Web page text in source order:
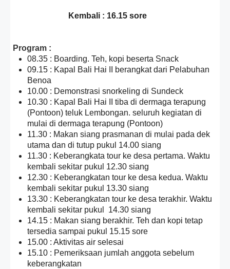
Kembali : 16.15 sore
Program :
08.35 : Boarding. Teh, kopi beserta Snack
09.15 : Kapal Bali Hai II berangkat dari Pelabuhan
Benoa
10.00 : Demonstrasi snorkeling di Sundeck
10.30 : Kapal Bali Hai II tiba di dermaga terapung
(Pontoon) teluk Lembongan. seluruh kegiatan di
mulai di dermaga terapung (Pontoon)
11.30 : Makan siang prasmanan di mulai pada dek
utama dan di tutup pukul 14.00 siang
11.30 : Keberangkata tour ke desa pertama. Waktu
kembali sekitar pukul 12.30 siang
12.30 : Keberangkatan tour ke desa kedua. Waktu
kembali sekitar pukul 13.30 siang
13.30 : Keberangkatan tour ke desa terakhir. Waktu
kembali sekitar pukul 14.30 siang
14.15 : Makan siang berakhir. Teh dan kopi tetap
tersedia sampai pukul 15.15 sore
15.00 : Aktivitas air selesai
15.10 : Pemeriksaan jumlah anggota sebelum
keberangkatan